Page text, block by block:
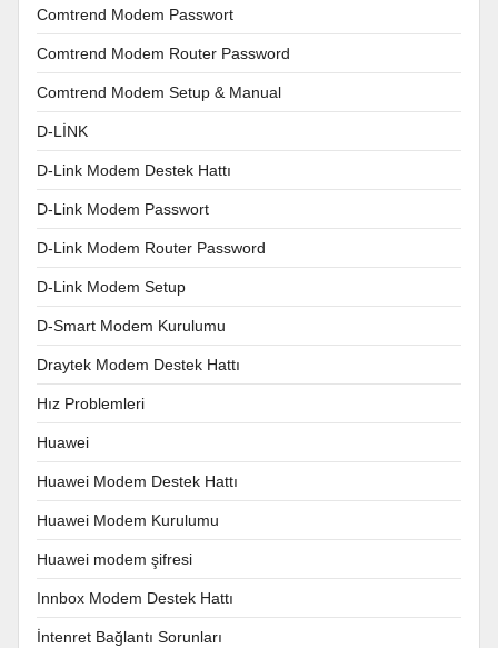
Comtrend Modem Passwort
Comtrend Modem Router Password
Comtrend Modem Setup & Manual
D-LİNK
D-Link Modem Destek Hattı
D-Link Modem Passwort
D-Link Modem Router Password
D-Link Modem Setup
D-Smart Modem Kurulumu
Draytek Modem Destek Hattı
Hız Problemleri
Huawei
Huawei Modem Destek Hattı
Huawei Modem Kurulumu
Huawei modem şifresi
Innbox Modem Destek Hattı
İntenret Bağlantı Sorunları